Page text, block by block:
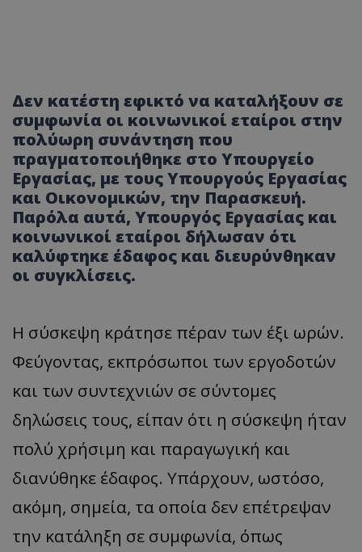
Δεν κατέστη εφικτό να καταλήξουν σε
συμφωνία οι κοινωνικοί εταίροι στην
πολύωρη συνάντηση που
πραγματοποιήθηκε στο Υπουργείο
Εργασίας, με τους Υπουργούς Εργασίας
και Οικονομικών, την Παρασκευή.
Παρόλα αυτά, Υπουργός Εργασίας και
κοινωνικοί εταίροι δήλωσαν ότι
καλύφτηκε έδαφος και διευρύνθηκαν
οι συγκλίσεις.
Η σύσκεψη κράτησε πέραν των έξι ωρών.
Φεύγοντας, εκπρόσωποι των εργοδοτών
και των συντεχνιών σε σύντομες
δηλώσεις τους, είπαν ότι η σύσκεψη ήταν
πολύ χρήσιμη και παραγωγική και
διανύθηκε έδαφος. Υπάρχουν, ωστόσο,
ακόμη, σημεία, τα οποία δεν επέτρεψαν
την κατάληξη σε συμφωνία, όπως